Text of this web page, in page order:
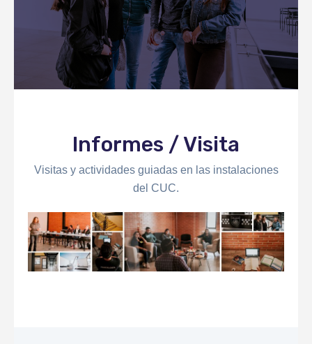
Informes / Visita
Visitas y actividades guiadas en las instalaciones
del CUC.